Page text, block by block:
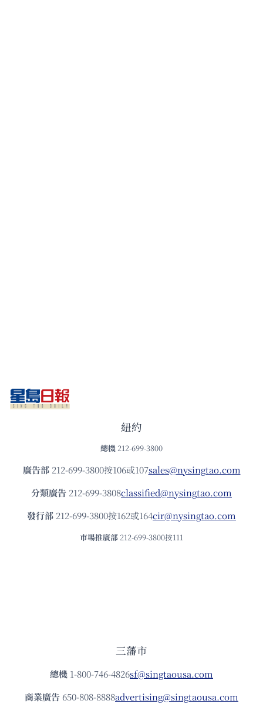
紐約
總機 212-699-3800
廣告部212-699-3800按106或107sales@nysingtao.com
分類廣告 212-699-3808classified@nysingtao.com
發⾏部 212-699-3800按162或164cir@nysingtao.com
市場推廣部 212-699-3800按111
三藩市
總機 1-800-746-4826sf@singtaousa.com
商業廣告 650-808-8888advertising@singtaousa.com